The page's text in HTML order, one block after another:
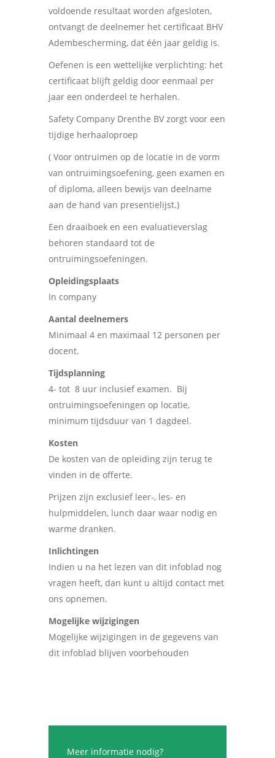
voldoende resultaat worden afgesloten,
ontvangt de deel­nemer het certificaat BHV
Adembescherming, dat één jaar geldig is.
Oefenen is een wettelijke verplichting: het
certificaat blijft geldig door eenmaal per
jaar een onderdeel te herhalen.
Safety Company Drenthe BV zorgt voor een
tijdige herhaal­oproep
( Voor ontruimen op de locatie in de vorm
van ontruimingsoefening, geen examen en
of diploma, alleen bewijs van deelname
aan de hand van presentielijst.)
Een draaiboek en een evaluatieverslag
behoren standaard tot de
ontruimingsoefeningen.
Opleidingsplaats
In company
Aantal deelnemers
Minimaal 4 en maximaal 12 personen per
docent.
Tijdsplanning
4- tot 8 uur inclusief examen. Bij
ontruimingsoefeningen op locatie,
minimum tijdsduur van 1 dagdeel.
Kosten
De kosten van de opleiding zijn terug te
vinden in de offerte.
Prijzen zijn exclusief leer-, les- en
hulpmiddelen, lunch daar waar nodig en
warme dranken.
Inlichtingen
Indien u na het lezen van dit infoblad nog
vragen heeft, dan kunt u altijd contact met
ons opnemen.
Mogelijke wijzigingen
Mogelijke wijzigingen in de gegevens van
dit infoblad blijven voorbehouden
Meer informatie nodig?